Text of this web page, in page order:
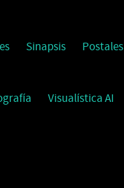
Sinapsis Postales
Visualística AI